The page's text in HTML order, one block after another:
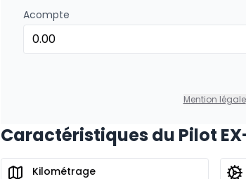
Acompte
Mention légale
Caractéristiques du Pilot EX-
Kilométrage